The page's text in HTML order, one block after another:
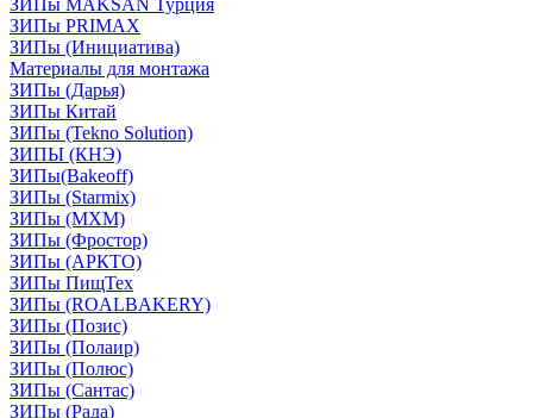
ЗИПы MAKSAN Турция
ЗИПы PRIMAX
ЗИПы (Инициатива)
Материалы для монтажа
ЗИПы (Дарья)
ЗИПы Китай
ЗИПы (Tekno Solution)
ЗИПЫ (КНЭ)
ЗИПы(Bakeoff)
ЗИПы (Starmix)
ЗИПы (МХМ)
ЗИПы (Фростор)
ЗИПы (АРКТО)
ЗИПы ПищТех
ЗИПы (ROALBAKERY)
ЗИПы (Позис)
ЗИПы (Полаир)
ЗИПы (Полюс)
ЗИПы (Сантас)
ЗИПы (Рада)